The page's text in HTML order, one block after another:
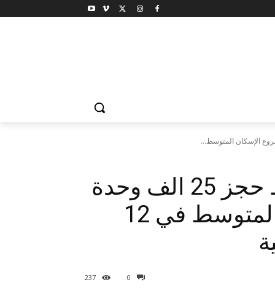
اماكن بيع كراسات شروط حجز 25 الف وحدة
سكنية لمشروع الإسكان المتوسط في 12
0
237